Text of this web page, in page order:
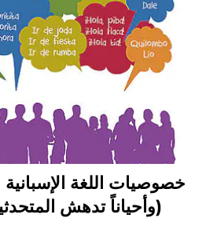
خصوصيات اللغة
(وأحياناً تدهش